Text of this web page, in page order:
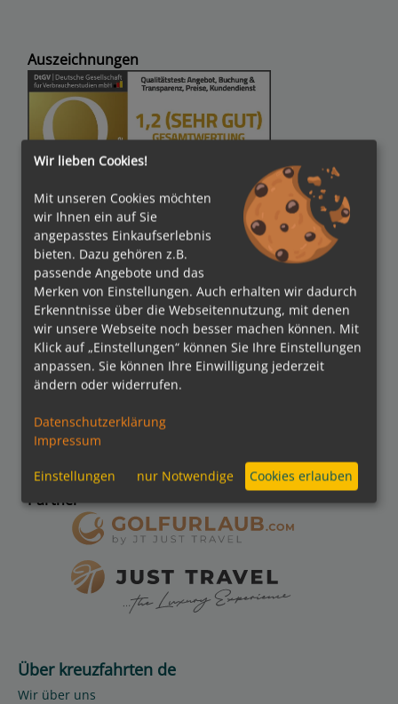
Auszeichnungen
Verbände
Bezahlmethoden
kreuzfahrten.de APP
Folgen Sie uns
Partner
Über kreuzfahrten de
Wir über uns
Wir lieben Cookies!
Mit unseren Cookies möchten
wir Ihnen ein auf Sie
angepasstes Einkaufserlebnis
bieten. Dazu gehören z.B.
passende Angebote und das
Merken von Einstellungen. Auch erhalten wir dadurch
Erkenntnisse über die Webseitennutzung, mit denen
wir unsere Webseite noch besser machen können. Mit
Klick auf „Einstellungen“ können Sie Ihre Einstellungen
anpassen. Sie können Ihre Einwilligung jederzeit
ändern oder widerrufen.
Datenschutzerklärung
Impressum
Einstellungen nur Notwendige Cookies erlauben